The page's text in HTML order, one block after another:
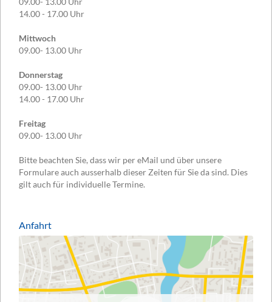
14.00 - 17.00 Uhr
Mittwoch
09.00- 13.00 Uhr
Donnerstag
09.00- 13.00 Uhr
14.00 - 17.00 Uhr
Freitag
09.00- 13.00 Uhr
Bitte beachten Sie, dass wir per eMail und über unsere
Formulare auch ausserhalb dieser Zeiten für Sie da sind. Dies
gilt auch für individuelle Termine.
Anfahrt